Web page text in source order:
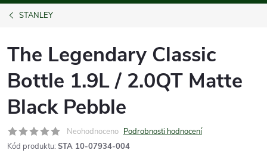
STANLEY
The Legendary Classic
Bottle 1.9L / 2.0QT Matte
Black Pebble
Neohodnoceno Podrobnosti hodnocení
Kód produktu: STA 10-07934-004